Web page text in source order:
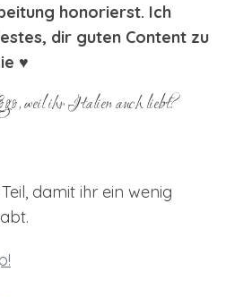
honorierst. Ich
dir guten Content zu
♥
weil ihr Italien auch liebt?
damit ihr ein wenig